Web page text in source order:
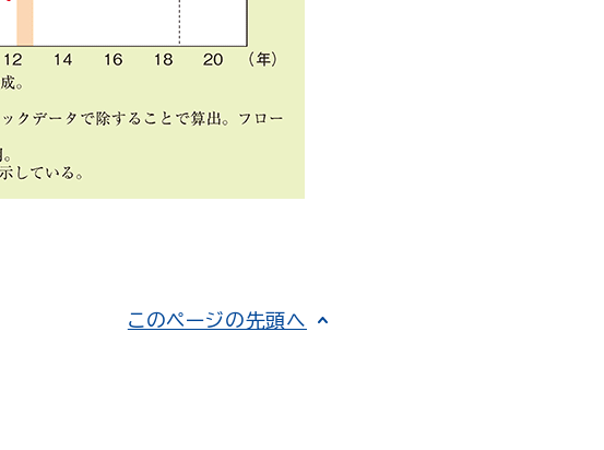
このページの先頭へ